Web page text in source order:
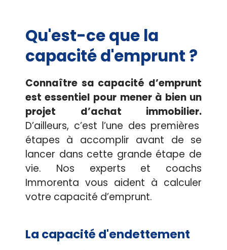
Qu'est-ce que la
capacité d'emprunt ?
Connaître sa capacité d’emprunt
est essentiel pour mener à bien un
projet d’achat immobilier.
D’ailleurs, c’est l’une des premières
étapes à accomplir avant de se
lancer dans cette grande étape de
vie. Nos experts et coachs
Immorenta vous aident à calculer
votre capacité d’emprunt.
La capacité d'endettement